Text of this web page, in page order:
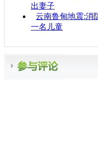
出妻子
云南鲁甸地震:消
一名儿童